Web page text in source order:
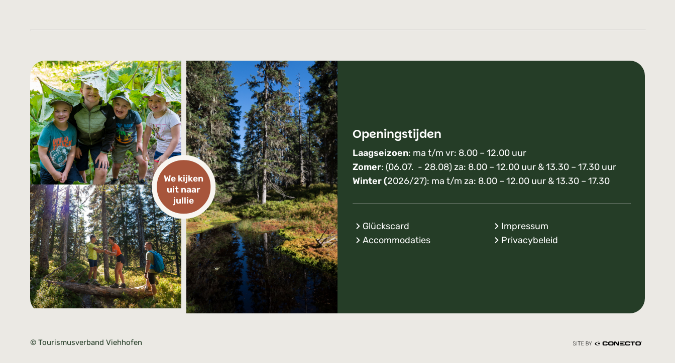
We kijken
uit naar
jullie
Openingstijden
Laagseizoen: ma t/m vr: 8.00 – 12.00 uur
Zomer: (06.07. - 28.08) za: 8.00 – 12.00 uur & 13.30 – 17.30 uur
Winter (2026/27): ma t/m za: 8.00 – 12.00 uur & 13.30 – 17.30
Glückscard
Accommodaties
Impressum
Privacybeleid
© Tourismusverband Viehhofen